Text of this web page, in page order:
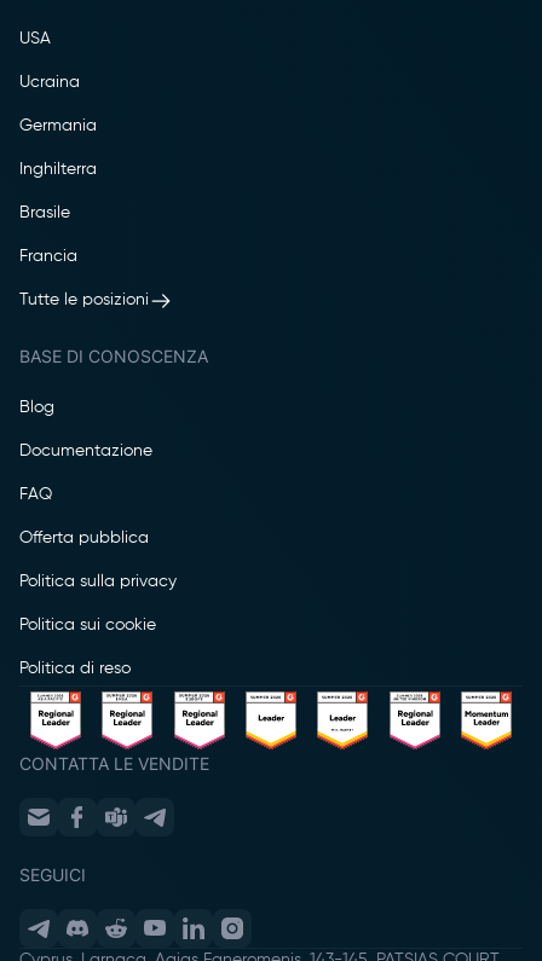
USA
Ucraina
Germania
Inghilterra
Brasile
Francia
Tutte le posizioni
BASE DI CONOSCENZA
Blog
Documentazione
FAQ
Offerta pubblica
Politica sulla privacy
Politica sui cookie
Politica di reso
CONTATTA LE VENDITE
SEGUICI